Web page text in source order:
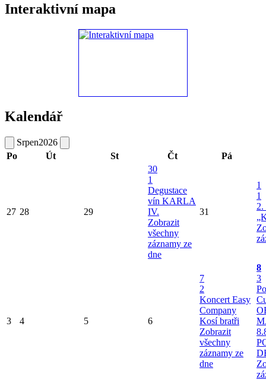
Interaktivní mapa
Kalendář
Srpen2026
Po
Út St Čt Pá
27 28 29
30
1
Degustace
vín KARLA
IV.
Zobrazit
všechny
záznamy ze
dne
31
1
1
2.
3 4 5 6
7
2
Koncert Easy
Company
Kosí bratři
Zobrazit
všechny
záznamy ze
dne
8
3